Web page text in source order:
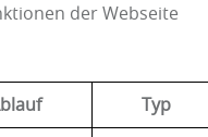
der Webseite
Typ